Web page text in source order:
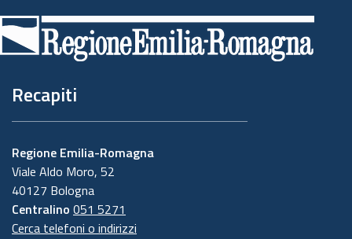
di
pagina
Recapiti
Regione Emilia-Romagna
Viale Aldo Moro, 52
40127 Bologna
Centralino 051 5271
Cerca telefoni o indirizzi